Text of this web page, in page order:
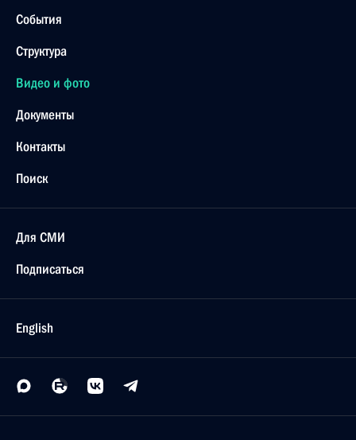
События
Структура
Видео и фото
Документы
Контакты
Поиск
Для СМИ
Подписаться
English